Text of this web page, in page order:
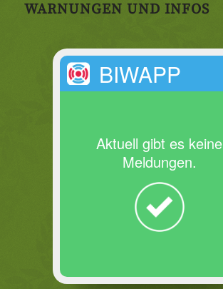
WARNUNGEN UND INFOS
BIWAPP
Aktuell gibt es keine
Meldungen.